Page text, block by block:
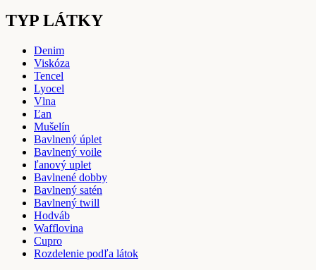
TYP LÁTKY
Denim
Viskóza
Tencel
Lyocel
Vlna
Ľan
Mušelín
Bavlnený úplet
Bavlnený voile
ľanový uplet
Bavlnené dobby
Bavlnený satén
Bavlnený twill
Hodváb
Wafflovina
Cupro
Rozdelenie podľa látok